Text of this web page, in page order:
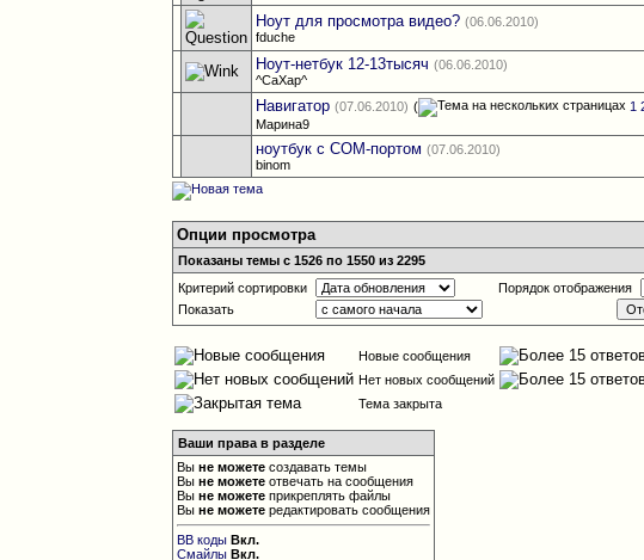
Ноут для просмотра видео? (06.06.2010)
fduche
Ноут-нетбук 12-13тысяч (06.06.2010)
^CaXap^
Навигатор (07.06.2010) ( 1
Марина9
ноутбук с COM-портом (07.06.2010)
binom
Опции просмотра
Показаны темы с 1526 по 1550 из 2295
Критерий сортировки
Порядок отображения
Показать
Новые сообщения
Нет новых сообщений
Тема закрыта
Ваши права в разделе
Выне можете создавать темы
Выне можете отвечать на сообщения
Выне можете прикреплять файлы
Выне можете редактировать сообщения
BB коды Вкл.
Смайлы Вкл.